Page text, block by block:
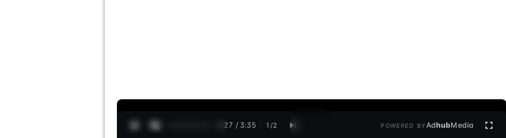
0:28 / 3:35 1 /2 POWERED BYAdhubMedia